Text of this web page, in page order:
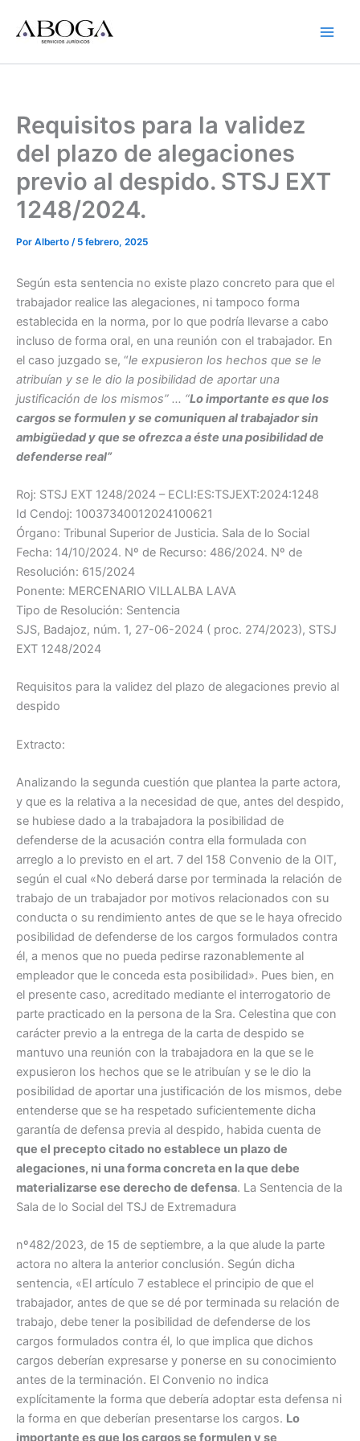
contenido
Requisitos para la validez
del plazo de alegaciones
previo al despido. STSJ EXT
1248/2024.
Por Alberto / 5 febrero, 2025
Según esta sentencia no existe plazo concreto para que el
trabajador realice las alegaciones, ni tampoco forma
establecida en la norma, por lo que podría llevarse a cabo
incluso de forma oral, en una reunión con el trabajador. En
el caso juzgado se, “le expusieron los hechos que se le
atribuían y se le dio la posibilidad de aportar una
justificación de los mismos” … “Lo importante es que los
cargos se formulen y se comuniquen al trabajador sin
ambigüedad y que se ofrezca a éste una posibilidad de
defenderse real”
Roj: STSJ EXT 1248/2024 – ECLI:ES:TSJEXT:2024:1248
Id Cendoj: 10037340012024100621
Órgano: Tribunal Superior de Justicia. Sala de lo Social
Fecha: 14/10/2024. Nº de Recurso: 486/2024. Nº de
Resolución: 615/2024
Ponente: MERCENARIO VILLALBA LAVA
Tipo de Resolución: Sentencia
SJS, Badajoz, núm. 1, 27-06-2024 ( proc. 274/2023), STSJ
EXT 1248/2024
Requisitos para la validez del plazo de alegaciones previo al
despido
Extracto:
Analizando la segunda cuestión que plantea la parte actora,
y que es la relativa a la necesidad de que, antes del despido,
se hubiese dado a la trabajadora la posibilidad de
defenderse de la acusación contra ella formulada con
arreglo a lo previsto en el art. 7 del 158 Convenio de la OIT,
según el cual «No deberá darse por terminada la relación de
trabajo de un trabajador por motivos relacionados con su
conducta o su rendimiento antes de que se le haya ofrecido
posibilidad de defenderse de los cargos formulados contra
él, a menos que no pueda pedirse razonablemente al
empleador que le conceda esta posibilidad». Pues bien, en
el presente caso, acreditado mediante el interrogatorio de
parte practicado en la persona de la Sra. Celestina que con
carácter previo a la entrega de la carta de despido se
mantuvo una reunión con la trabajadora en la que se le
expusieron los hechos que se le atribuían y se le dio la
posibilidad de aportar una justificación de los mismos, debe
entenderse que se ha respetado suficientemente dicha
garantía de defensa previa al despido, habida cuenta de
que el precepto citado no establece un plazo de
alegaciones, ni una forma concreta en la que debe
materializarse ese derecho de defensa. La Sentencia de la
Sala de lo Social del TSJ de Extremadura
nº482/2023, de 15 de septiembre, a la que alude la parte
actora no altera la anterior conclusión. Según dicha
sentencia, «El artículo 7 establece el principio de que el
trabajador, antes de que se dé por terminada su relación de
trabajo, debe tener la posibilidad de defenderse de los
cargos formulados contra él, lo que implica que dichos
cargos deberían expresarse y ponerse en su conocimiento
antes de la terminación. El Convenio no indica
explícitamente la forma que debería adoptar esta defensa ni
la forma en que deberían presentarse los cargos. Lo
importante es que los cargos se formulen y se